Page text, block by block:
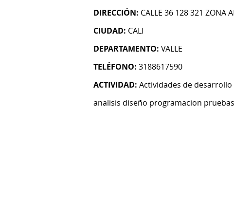
DIRECCIÓN: CALLE 36 128 321 ZONA
CIUDAD: CALI
DEPARTAMENTO: VALLE
TELÉFONO: 3188617590
ACTIVIDAD: Actividades de
analisis diseño programacion